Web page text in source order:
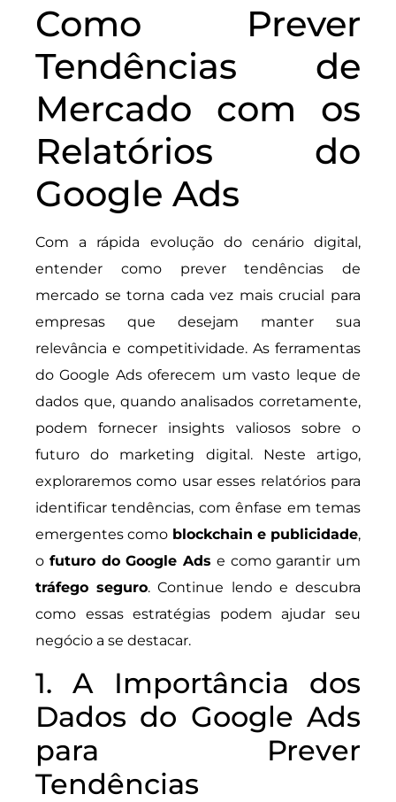
Como Prever
Tendências de
Mercado com os
Relatórios do
Google Ads
Com a rápida evolução do cenário digital,
entender como prever tendências de
mercado se torna cada vez mais crucial para
empresas que desejam manter sua
relevância e competitividade. As ferramentas
do Google Ads oferecem um vasto leque de
dados que, quando analisados corretamente,
podem fornecer insights valiosos sobre o
futuro do marketing digital. Neste artigo,
exploraremos como usar esses relatórios para
identificar tendências, com ênfase em temas
emergentes como blockchain e publicidade,
o futuro do Google Ads e como garantir um
tráfego seguro. Continue lendo e descubra
como essas estratégias podem ajudar seu
negócio a se destacar.
1. A Importância dos
Dados do Google Ads
para Prever
Tendências